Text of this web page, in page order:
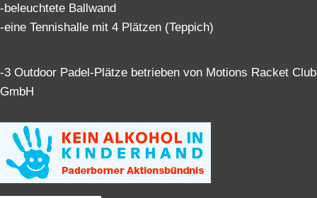
-beleuchtete Ballwand
-eine Tennishalle mit 4 Plätzen (Teppich)
-3 Outdoor Padel-Plätze betrieben von Motions Racket Club
GmbH